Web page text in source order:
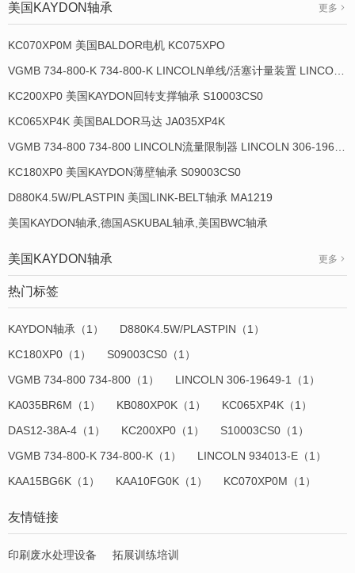
美国KAYDON轴承 更多
KC070XP0M 美国BALDOR电机 KC075XPO
KC200XP0 美国KAYDON回转支撑轴承 S10003CS0
KC065XP4K 美国BALDOR马达 JA035XP4K
KC180XP0 美国KAYDON薄壁轴承 S09003CS0
D880K4.5W/PLASTPIN 美国LINK-BELT轴承 MA1219
美国KAYDON轴承,德国ASKUBAL轴承,美国BWC轴承
美国KAYDON轴承 更多
热门标签
KAYDON轴承（1）
D880K4.5W/PLASTPIN（1）
KC180XP0（1）
S09003CS0（1）
VGMB 734-800 734-800（1）
LINCOLN 306-19649-1（1）
KA035BR6M（1）
KB080XP0K（1）
KC065XP4K（1）
DAS12-38A-4（1）
KC200XP0（1）
S10003CS0（1）
VGMB 734-800-K 734-800-K（1）
LINCOLN 934013-E（1）
KAA15BG6K（1）
KAA10FG0K（1） KC070XP0M（1）
友情链接
印刷废水处理设备 拓展训练培训